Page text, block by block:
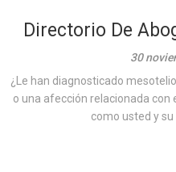
Directorio De
30
¿Le han diagnosticado
o una afección relacionada con
como usted y su